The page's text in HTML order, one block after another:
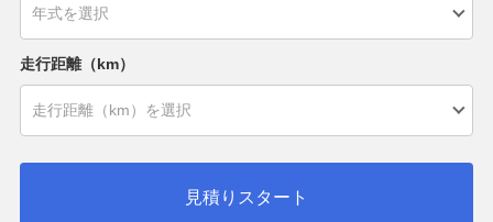
走行距離（km）
見積りスタート